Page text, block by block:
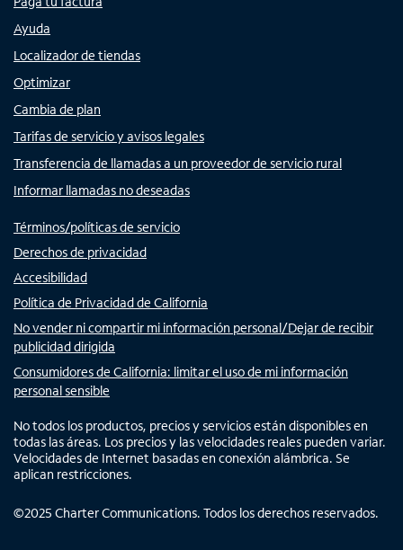
Ayuda
Localizador de tiendas
Optimizar
Cambia de plan
Tarifas de servicio y avisos legales
Transferencia de llamadas a un proveedor de servicio rural
Informar llamadas no deseadas
Términos/políticas de servicio
Derechos de privacidad
Accesibilidad
Política de Privacidad de California
No vender ni compartir mi información personal/Dejar de recibir
publicidad dirigida
Consumidores de California: limitar el uso de mi información
personal sensible
No todos los productos, precios y servicios están disponibles en
todas las áreas. Los precios y las velocidades reales pueden variar.
Velocidades de Internet basadas en conexión alámbrica. Se
aplican restricciones.
©2025 Charter Communications. Todos los derechos reservados.